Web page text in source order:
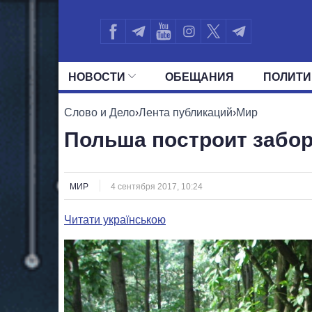
НОВОСТИ ОБЕЩАНИЯ
ВСЕ ПОЛИТИКИ ПРЕЗИДЕНТ И
Слово и Дело›Лента публикаций›Мир
Польша построит
МИР 4 сентября 2017, 10:24
Читати українською